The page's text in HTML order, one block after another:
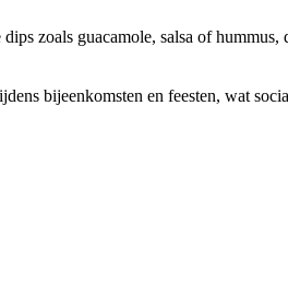
zoals guacamole, salsa of
bijeenkomsten en feesten, wat